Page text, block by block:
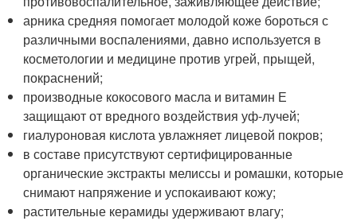
арника средняя помогает молодой коже бороться с
различными воспалениями, давно используется в
косметологии и медицине против угрей, прыщей,
покраснений;
производные кокосового масла и витамин Е
защищают от вредного воздействия уф-лучей;
гиалуроновая кислота увлажняет лицевой покров;
в составе присутствуют сертифицированные
органические экстракты мелиссы и ромашки, которые
снимают напряжение и успокаивают кожу;
растительные керамиды удерживают влагу;